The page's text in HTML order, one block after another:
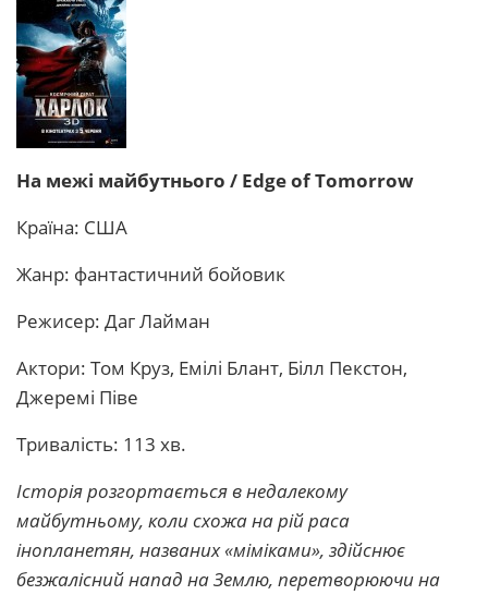
На межі майбутнього / Edge of Tomorrow
Країна: США
Жанр: фантастичний бойовик
Режисер: Даг Лайман
Актори: Том Круз, Емілі Блант, Білл Пекстон,
Джеремі Піве
Тривалість: 113 хв.
Історія розгортається в недалекому
майбутньому, коли схожа на рій раса
інопланетян, названих «міміками», здійснює
безжалісний напад на Землю, перетворюючи на